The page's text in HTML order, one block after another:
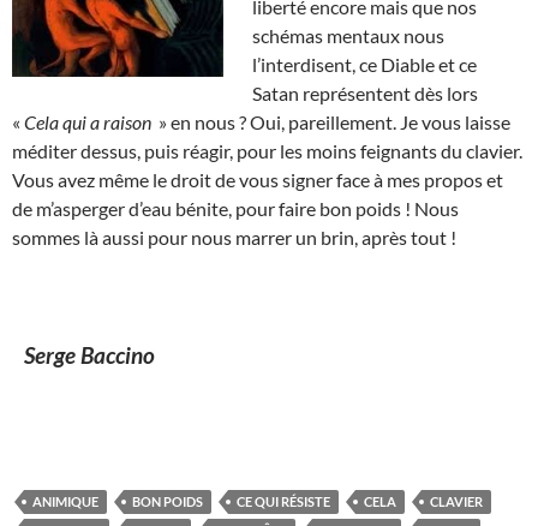
liberté encore mais que nos
schémas mentaux nous
l’interdisent, ce Diable et ce
Satan représentent dès lors
« Cela qui a raison » en nous ? Oui, pareillement. Je vous laisse
méditer dessus, puis réagir, pour les moins feignants du clavier.
Vous avez même le droit de vous signer face à mes propos et
de m’asperger d’eau bénite, pour faire bon poids ! Nous
sommes là aussi pour nous marrer un brin, après tout !
Serge Baccino
ANIMIQUE BON POIDS CE QUI RÉSISTE CELA
CLAVIER